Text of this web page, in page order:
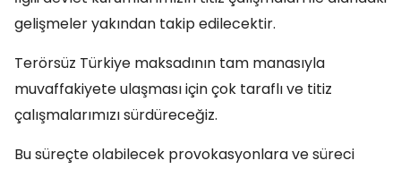
gelişmeler yakından takip edilecektir.
Terörsüz Türkiye maksadının tam manasıyla
muvaffakiyete ulaşması için çok taraflı ve titiz
çalışmalarımızı sürdüreceğiz.
Bu süreçte olabilecek provokasyonlara ve süreci